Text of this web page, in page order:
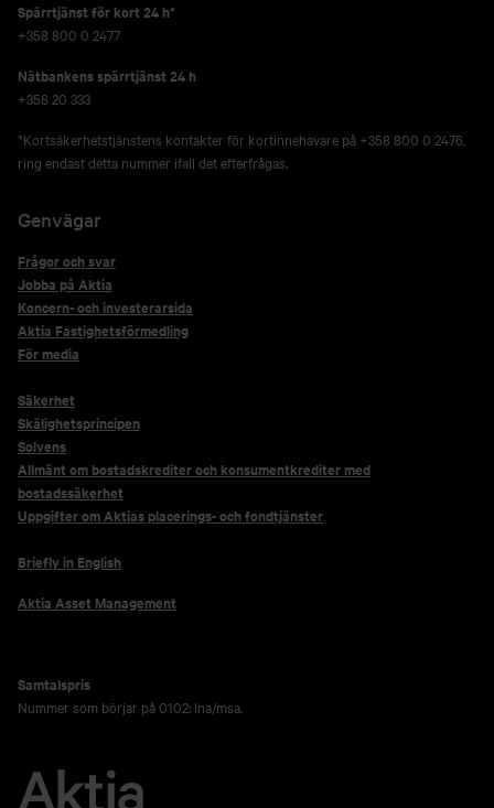
Spärrtjänst för kort 24 h*
+358 800 0 2477
Nätbankens spärrtjänst 24 h
+358 20 333
*Kortsäkerhetstjänstens kontakter för kortinnehavare på +358 800 0 2476,
ring endast detta nummer ifall det efterfrågas.
Genvägar
Frågor och svar
Jobba på Aktia
Koncern- och investerarsida
Aktia Fastighetsförmedling
För media
Säkerhet
Skälighetsprincipen
Solvens
Allmänt om bostadskrediter och konsumentkrediter med
bostadssäkerhet
Uppgifter om Aktias placerings- och fondtjänster
Briefly in English
Aktia Asset Management
Samtalspris
Nummer som börjar på 0102: lna/msa.